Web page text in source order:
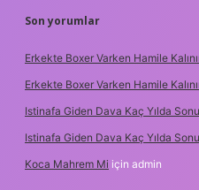
Son yorumlar
Erkekte Boxer Varken Hamile
Erkekte Boxer Varken Hamile
Istinafa Giden Dava Kaç Yılda
Istinafa Giden Dava Kaç Yılda
Koca Mahrem Mi için admin